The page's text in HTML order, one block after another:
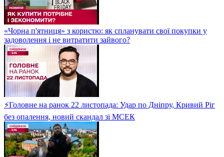
«Чорна п'ятниця» з користю: як спланувати свої покупки у
задоволення і не витратити зайвого?
⚡Головне на ранок 22 листопада: Удар по Дніпру, Кривий Ріг
без опалення, новий скандал зі МСЕК